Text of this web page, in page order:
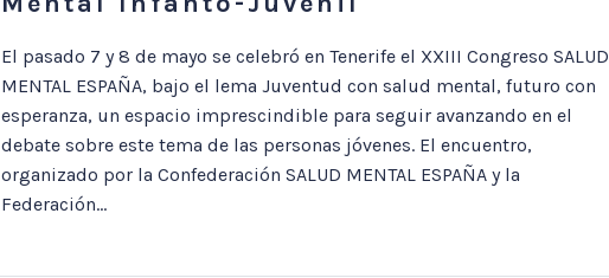
El pasado 7 y 8 de mayo se celebró en Tenerife el XXIII Congreso SALUD
MENTAL ESPAÑA, bajo el lema Juventud con salud mental, futuro con
esperanza, un espacio imprescindible para seguir avanzando en el
debate sobre este tema de las personas jóvenes. El encuentro,
organizado por la Confederación SALUD MENTAL ESPAÑA y la
Federación...